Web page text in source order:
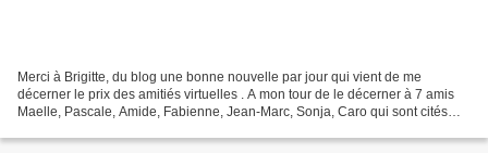
Merci à Brigitte, du blog une bonne nouvelle par jour qui vient de me
décerner le prix des amitiés virtuelles . A mon tour de le décerner à 7 amis
Maelle, Pascale, Amide, Fabienne, Jean-Marc, Sonja, Caro qui sont cités